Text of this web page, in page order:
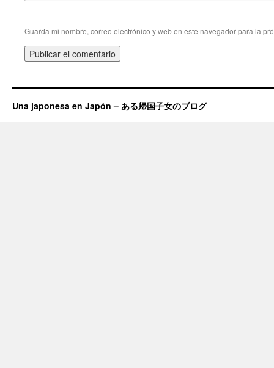
Guarda mi nombre, correo electrónico y web en este navegador para la
Una japonesa en Japón – ある帰国子女のブログ